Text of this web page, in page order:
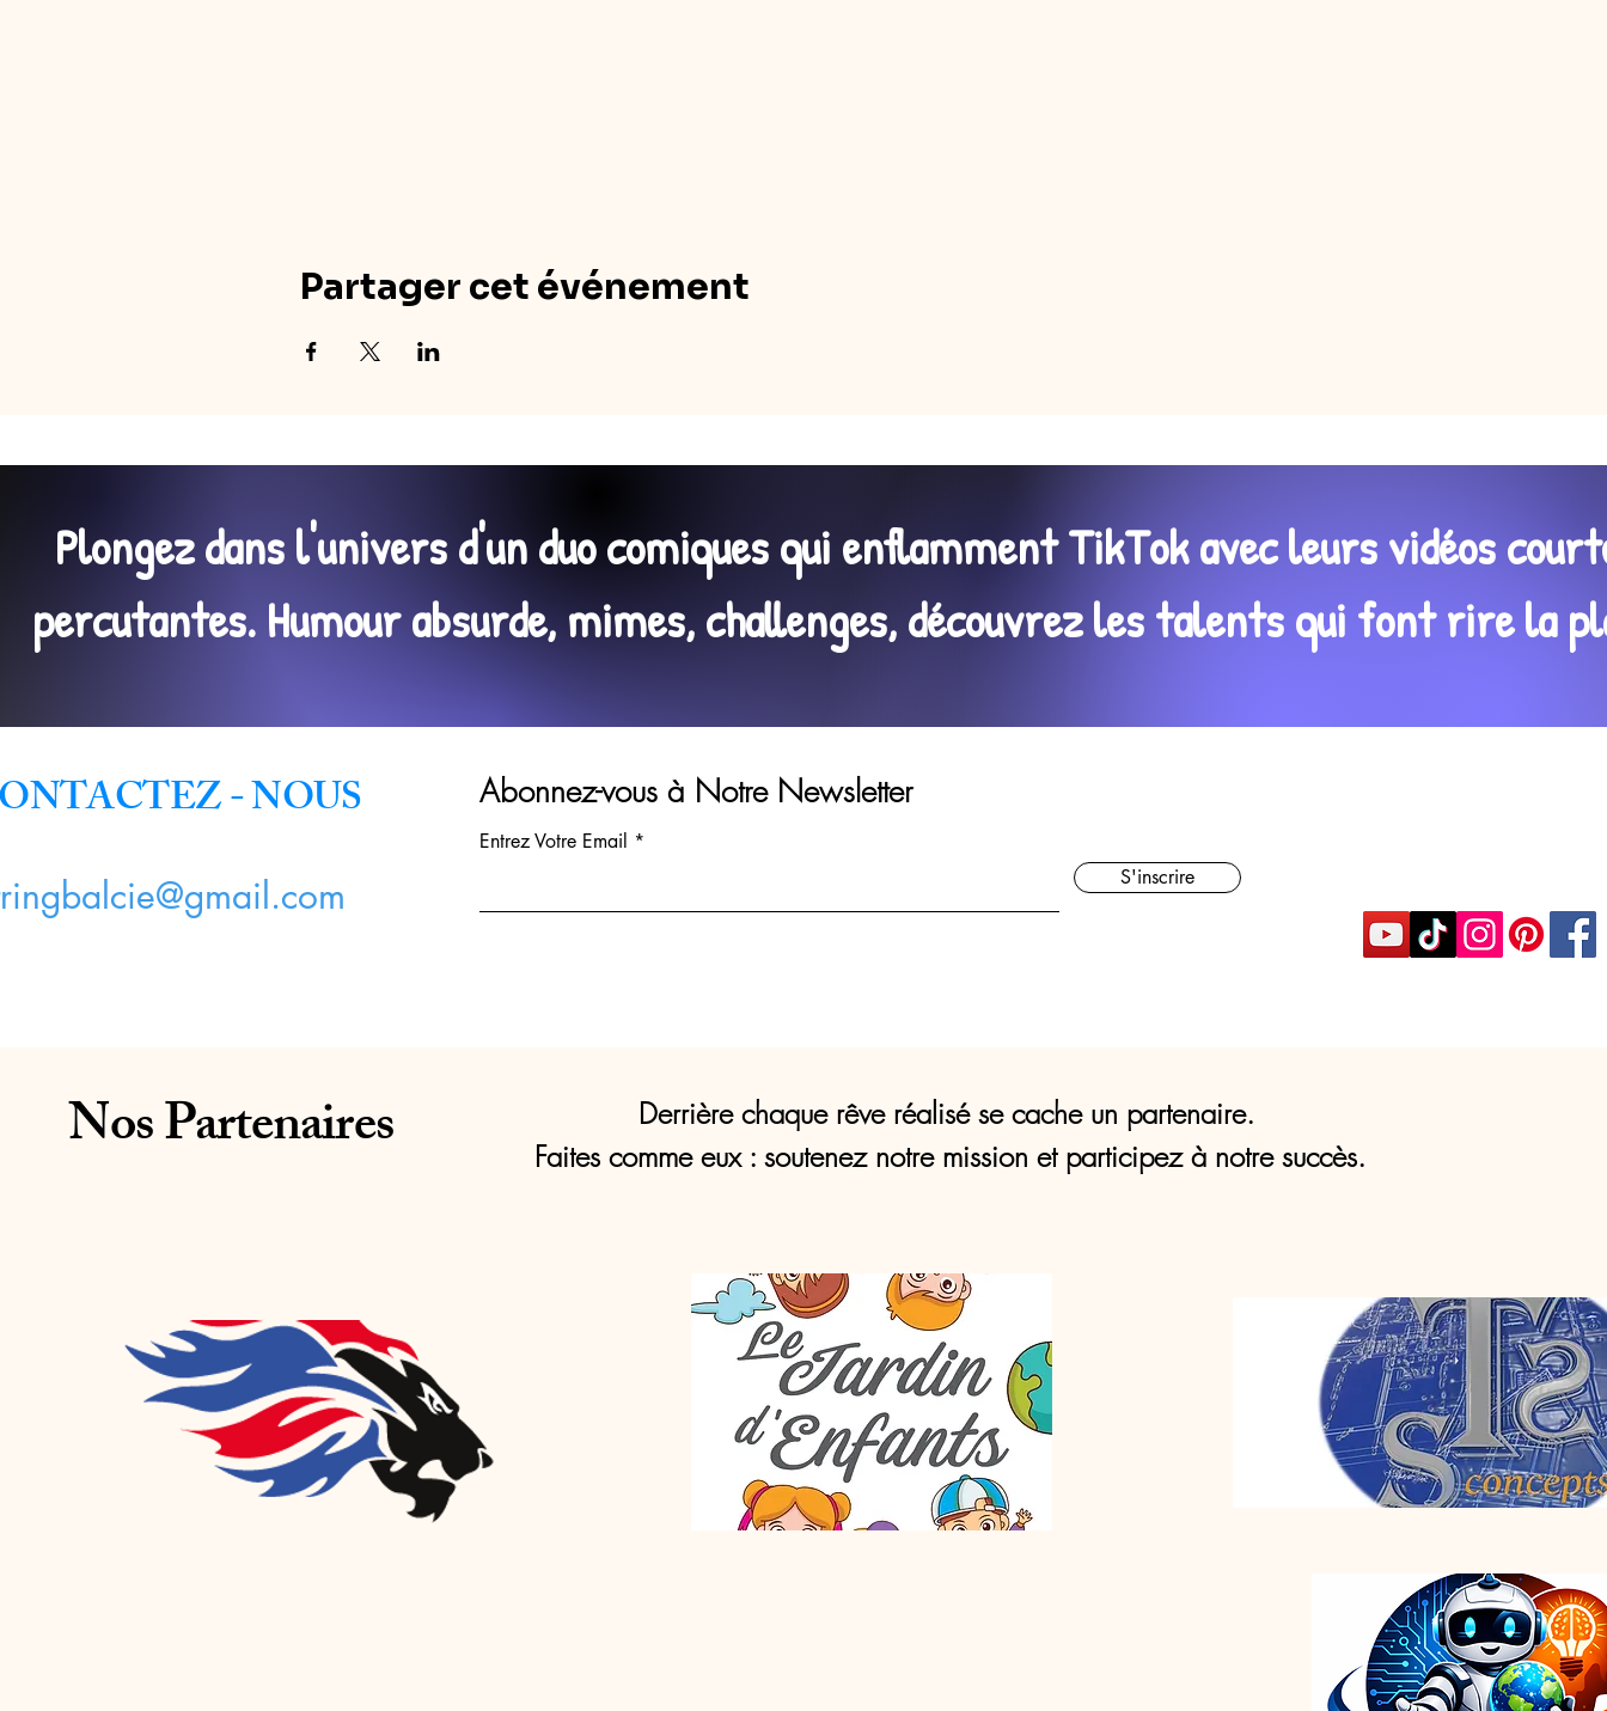
Partager cet événement
Plongez dans l'univers d'un duo comiques qui enflamment TikTok avec leurs vidéos
percutantes. Humour absurde, mimes, challenges, découvrez les talents qui font rire la
Derrière chaque rêve réalisé se cache un partenaire.
Faites comme eux : soutenez notre mission et participez à notre succès.
Nos Partenaires
- NOUS Abonnez-vous à Notre Newsletter
Entrez Votre Email
S'inscrire